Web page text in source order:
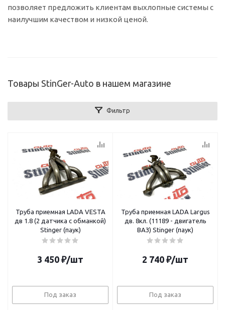
позволяет предложить клиентам выхлопные системы с
наилучшим качеством и низкой ценой.
Товары StinGer-Auto в нашем магазине
Фильтр
Труба приемная LADA VESTA
дв 1.8 (2 датчика с обманкой)
Stinger (паук)
3 450 ₽/шт
Под заказ
Труба приемная LADA Largus
дв. 8кл. (11189 - двигатель
ВАЗ) Stinger (паук)
2 740 ₽/шт
Под заказ